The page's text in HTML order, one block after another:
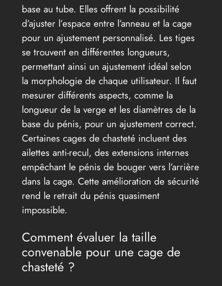
base au tube. Elles offrent la possibilité
d’ajuster l’espace entre l’anneau et la cage
pour un ajustement personnalisé. Les tiges
se trouvent en différentes longueurs,
permettant ainsi un ajustement idéal selon
la morphologie de chaque utilisateur. Il faut
mesurer différents aspects, comme la
longueur de la verge et les diamètres de la
base du pénis, pour un ajustement correct.
Certaines cages de chasteté incluent des
ailettes anti-recul, des extensions internes
empêchant le pénis de bouger vers l’arrière
dans la cage. Cette amélioration de sécurité
rend le retrait du pénis quasiment
impossible.
Comment évaluer la taille
convenable pour une cage de
chasteté ?